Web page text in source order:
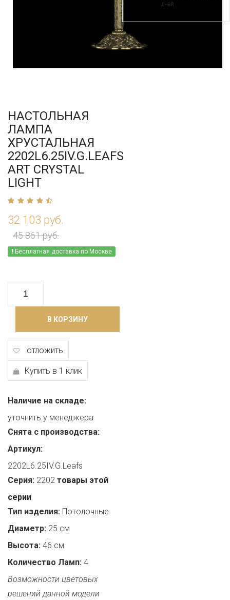
НАСТОЛЬНАЯ
ЛАМПА
ХРУСТАЛЬНАЯ
2202L6.25IV.G.LEAFS
ART CRYSTAL
LIGHT
32 103 руб.
45 861 руб.
Бесплатная доставка по Москве
В КОРЗИНУ
отложить
Купить в 1 клик
Наличие на складе:
уточнить у менеджера
Снята с производства:
Артикул:
2202L6.25IV.G.Leafs
Серия: 2202 товары этой
серии
Тип изделия: Потолочные
Диаметр: 25 см
Высота: 46 см
Количество Ламп: 4
Возможности цветовых
решений данной модели
дней